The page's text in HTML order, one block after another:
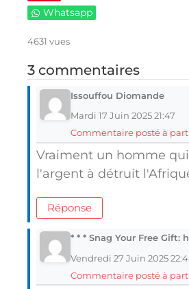
Whatsapp
4631 vues
3 commentaires
Issouffou Diomande
Mardi 17 Juin 2025 21:47
Commentaire posté à
Vraiment un homme
l'argent à détruit
Réponse
* * * Snag Your Free Gift:
Vendredi 27 Juin 2025
Commentaire posté à